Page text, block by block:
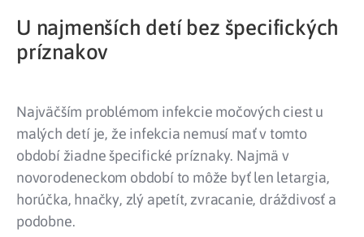
U najmenších detí bez špecifických
príznakov
Najväčším problémom infekcie močových ciest u
malých detí je, že infekcia nemusí mať v tomto
období žiadne špecifické príznaky. Najmä v
novorodeneckom období to môže byť len letargia,
horúčka, hnačky, zlý apetít, zvracanie, dráždivosť a
podobne.